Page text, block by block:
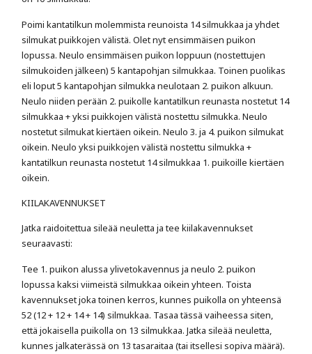
Poimi kantatilkun molemmista reunoista 14 silmukkaa ja yhdet
silmukat puikkojen välistä. Olet nyt ensimmäisen puikon
lopussa. Neulo ensimmäisen puikon loppuun (nostettujen
silmukoiden jälkeen) 5 kantapohjan silmukkaa. Toinen puolikas
eli loput 5 kantapohjan silmukka neulotaan 2. puikon alkuun.
Neulo niiden perään 2. puikolle kantatilkun reunasta nostetut 14
silmukkaa + yksi puikkojen välistä nostettu silmukka. Neulo
nostetut silmukat kiertäen oikein. Neulo 3. ja 4. puikon silmukat
oikein. Neulo yksi puikkojen välistä nostettu silmukka +
kantatilkun reunasta nostetut 14 silmukkaa 1. puikoille kiertäen
oikein.
KIILAKAVENNUKSET
Jatka raidoitettua sileää neuletta ja tee kiilakavennukset
seuraavasti:
Tee 1. puikon alussa ylivetokavennus ja neulo 2. puikon
lopussa kaksi viimeistä silmukkaa oikein yhteen. Toista
kavennukset joka toinen kerros, kunnes puikolla on yhteensä
52 (12 + 12 + 14 + 14) silmukkaa. Tasaa tässä vaiheessa siten,
että jokaisella puikolla on 13 silmukkaa. Jatka sileää neuletta,
kunnes jalkaterässä on 13 tasaraitaa (tai itsellesi sopiva määrä).